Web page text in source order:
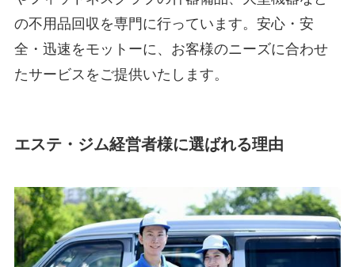
の不用品回収を専門に行っています。安心・安
全・迅速をモットーに、お客様のニーズに合わせ
たサービスをご提供いたします。
エステ・ジム経営者様に選ばれる理由